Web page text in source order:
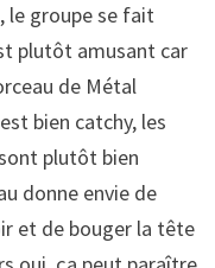
le groupe se fait
plutôt amusant car
de Métal
bien catchy, les
plutôt bien
donne envie de
et de bouger la tête